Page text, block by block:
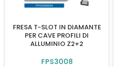
FRESA T-SLOT IN DIAMANTE
PER CAVE PROFILI DI
ALLUMINIO Z2+2
FPS3008